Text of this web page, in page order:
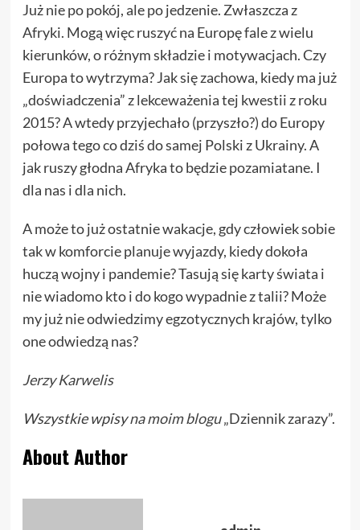
Już nie po pokój, ale po jedzenie. Zwłaszcza z
Afryki. Mogą więc ruszyć na Europę fale z wielu
kierunków, o różnym składzie i motywacjach. Czy
Europa to wytrzyma? Jak się zachowa, kiedy ma już
„doświadczenia” z lekceważenia tej kwestii z roku
2015? A wtedy przyjechało (przyszło?) do Europy
połowa tego co dziś do samej Polski z Ukrainy. A
jak ruszy głodna Afryka to będzie pozamiatane. I
dla nas i dla nich.
A może to już ostatnie wakacje, gdy człowiek sobie
tak w komforcie planuje wyjazdy, kiedy dokoła
huczą wojny i pandemie? Tasują się karty świata i
nie wiadomo kto i do kogo wypadnie z talii? Może
my już nie odwiedzimy egzotycznych krajów, tylko
one odwiedzą nas?
Jerzy Karwelis
Wszystkie wpisyna moim blogu„Dziennik zarazy”.
About Author